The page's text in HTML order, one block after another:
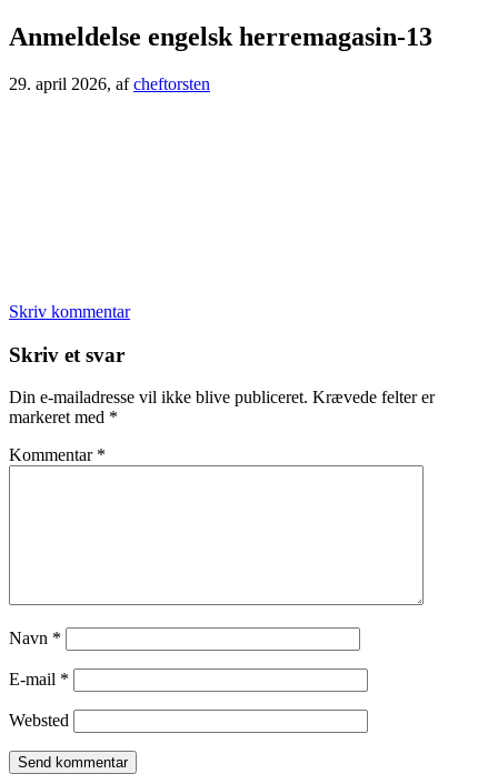
Anmeldelse engelsk herremagasin-13
29. april 2026, afcheftorsten
Skriv kommentar
Læserinteraktioner
Skriv et svar
Din e-mailadresse vil ikke blive publiceret. Krævede felter er
markeret med *
Kommentar *
Navn *
E-mail *
Websted